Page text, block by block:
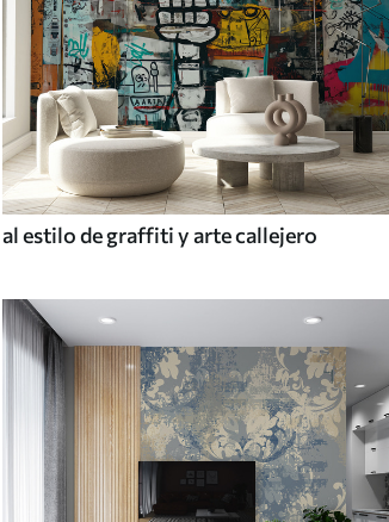
al estilo de graffiti y arte callejero